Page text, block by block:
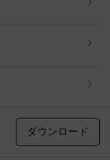
ダウンロード